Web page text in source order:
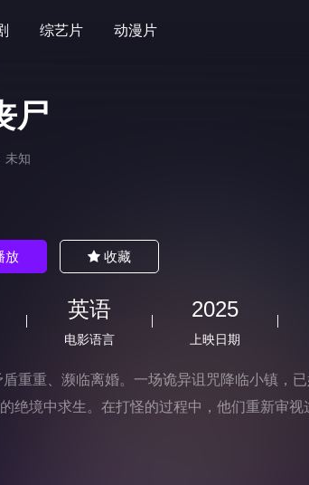
综艺片 动漫片
尸
未知
放 收藏
英语
电影语言
2025
上映日期
重重、濒临离婚。一场诡异诅咒降临小镇，
绝境中求生。在打怪的过程中，他们重新审